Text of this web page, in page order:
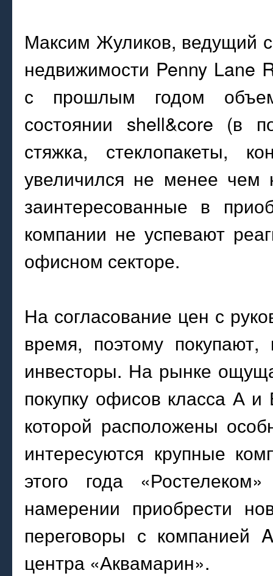
Максим Жуликов, ведущий
недвижимости Penny Lane
с прошлым годом
состоянии shell&core (в
стяжка, стеклопакеты,
увеличился не менее чем
заинтересованные в
компании не успевают
офисном секторе.
На согласование цен с
время, поэтому
инвесторы. На рынке
покупку офисов класса А
которой расположены
интересуются крупные
этого года
намерении приобрести
переговоры с компанией
центра «Аквамарин».